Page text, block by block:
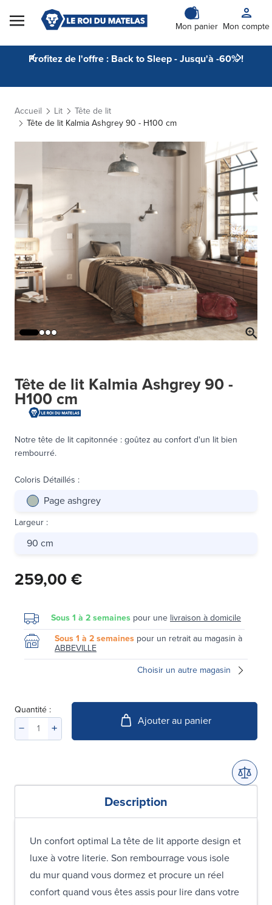
Skip to Content
Mon panier Mon compte
Profitez de l'offre : Back to Sleep - Jusqu'à -60% !
Accueil Lit
Tête de lit
Tête de lit Kalmia Ashgrey 90 - H100 cm
Tête de lit Kalmia Ashgrey 90 -
H100 cm
Notre tête de lit capitonnée : goûtez au confort d'un lit bien
rembourré.
Coloris Détaillés :
Page ashgrey
Largeur :
90 cm
259,00 €
Sous 1 à 2 semaines pour une livraison à domicile
Sous 1 à 2 semaines pour un retrait au magasin à
ABBEVILLE
Choisir un autre magasin
Quantité :
Ajouter au panier
Description
Un confort optimal La tête de lit apporte design et
luxe à votre literie. Son rembourrage vous isole
du mur quand vous dormez et procure un réel
confort quand vous êtes assis pour lire dans votre